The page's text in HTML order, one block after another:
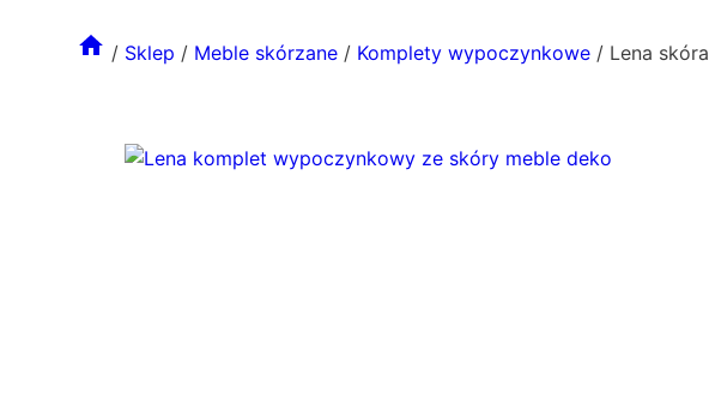
/ Sklep / Meble skórzane / Komplety wypoczynkowe / Lena skóra